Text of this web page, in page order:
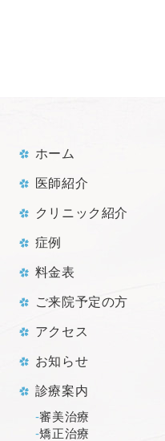
ホーム
医師紹介
クリニック紹介
症例
料金表
ご来院予定の方
アクセス
お知らせ
診療案内
審美治療
矯正治療